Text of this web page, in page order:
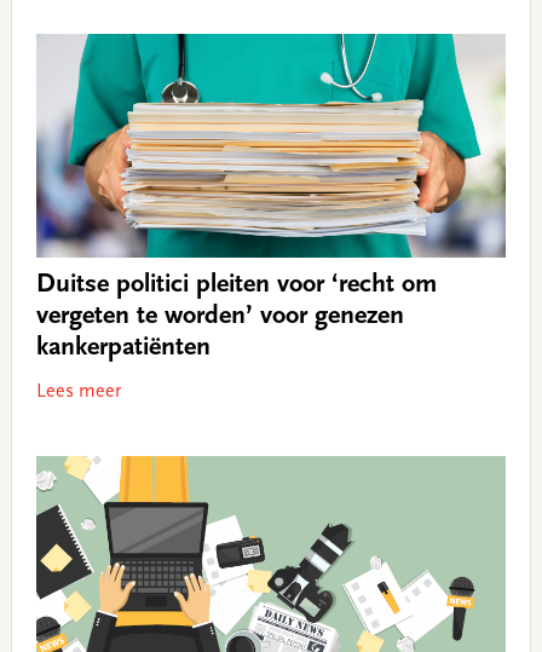
Duitse politici pleiten voor ‘recht om
vergeten te worden’ voor genezen
kankerpatiënten
Lees meer